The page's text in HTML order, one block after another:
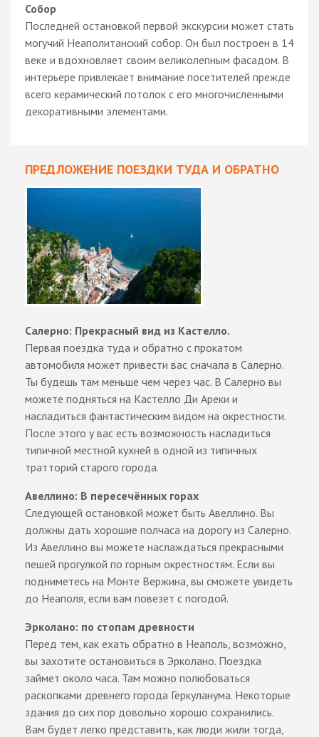
Собор
Последней остановкой первой экскурсии может стать
могучий Неаполитанский собор. Он был построен в 14
веке и вдохновляет своим великолепным фасадом. В
интерьере привлекает внимание посетителей прежде
всего керамический потолок с его многочисленными
декоративными элементами.
ПРЕДЛОЖЕНИЕ ПОЕЗДКИ ТУДА И ОБРАТНО
Салерно: Прекрасный вид из Кастелло.
Первая поездка туда и обратно с прокатом
автомобиля может привести вас сначала в Салерно.
Ты будешь там меньше чем через час. В Салерно вы
можете подняться на Кастелло Ди Ареки и
насладиться фантастическим видом на окрестности.
После этого у вас есть возможность насладиться
типичной местной кухней в одной из типичных
тратторий старого города.
Авеллино: В пересечённых горах
Следующей остановкой может быть Авеллино. Вы
должны дать хорошие полчаса на дорогу из Салерно.
Из Авеллино вы можете наслаждаться прекрасными
пешей прогулкой по горным окрестностям. Если вы
подниметесь на Монте Вержина, вы сможете увидеть
до Неаполя, если вам повезет с погодой.
Эрколано: по стопам древности
Перед тем, как ехать обратно в Неаполь, возможно,
вы захотите остановиться в Эрколано. Поездка
займет около часа. Там можно полюбоваться
раскопками древнего города Геркуланума. Некоторые
здания до сих пор довольно хорошо сохранились.
Вам будет легко представить, как люди жили тогда,